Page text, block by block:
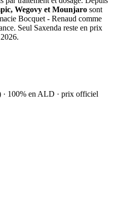
Wegovy et Mounjaro sont
Bocquet - Renaud comme
Seul Saxenda reste en prix
· 100% en ALD · prix officiel